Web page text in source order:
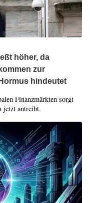
höher, da
zur
hindeutet
Finanzmärkten sorgt
jetzt antreibt.